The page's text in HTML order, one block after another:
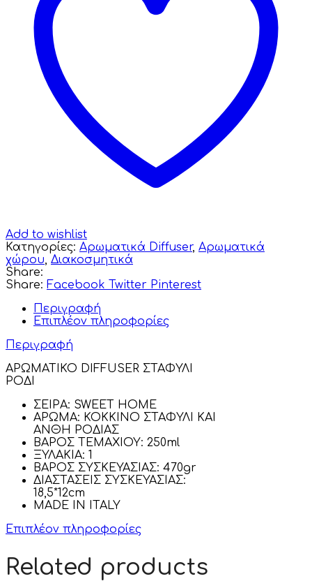
Add to wishlist
Κατηγορίες: Αρωματικά Diffuser, Αρωματικά
χώρου Διακοσμητικά
Share:
Share: Facebook Twitter Pinterest
Περιγραφή
Επιπλέον πληροφορίες
Περιγραφή
ΑΡΩΜΑΤΙΚΟ DIFFUSER ΣΤΑΦΥΛΙ
ΡΟΔΙ
ΣΕΙΡΑ: SWEET HOME
ΑΡΩΜΑ: ΚΟΚΚΙΝΟ ΣΤΑΦΥΛΙ ΚΑΙ
ΑΝΘΗ ΡΟΔΙΑΣ
ΒΑΡΟΣ ΤΕΜΑΧΙΟΥ: 250ml
ΞΥΛΑΚΙΑ: 1
ΒΑΡΟΣ ΣΥΣΚΕΥΑΣΙΑΣ: 470gr
ΔΙΑΣΤΑΣΕΙΣ ΣΥΣΚΕΥΑΣΙΑΣ:
18,5*12cm
MADE IN ITALY
Επιπλέον πληροφορίες
Related products